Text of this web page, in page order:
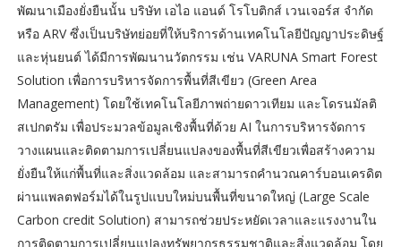
พัฒนาเมืองยั่งยืนนั้น บริษัท เอไอ แอนด์ โรโบติกส์ เวนเจอร์ส จำกัด
หรือ ARV ซึ่งเป็นบริษัทย่อยที่ให้บริการด้านเทคโนโลยีปัญญาประดิษฐ์
และหุ่นยนต์ ได้มีการพัฒนานวัตกรรม เช่น VARUNA Smart Forest
Solution เพื่อการบริหารจัดการพื้นที่สีเขียว (Green Area
Management) โดยใช้เทคโนโลยีภาพถ่ายดาวเทียม และโดรนมัลติ
สเปกตรัม เพื่อประมวลข้อมูลเชิงพื้นที่ด้วย AI ในการบริหารจัดการ
วางแผนและติดตามการเปลี่ยนแปลงของพื้นที่สีเขียวเพื่อสร้างความ
ยั่งยืนให้แก่พื้นที่และสิ่งแวดล้อม และสามารถคำนวณคาร์บอนเครดิต
ผ่านแพลตฟอร์มได้ในรูปแบบใหม่บนพื้นที่ขนาดใหญ่ (Large Scale
Carbon credit Solution) สามารถช่วยประหยัดเวลาและแรงงานใน
การติดตามการเปลี่ยนแปลงทรัพยากรธรรมชาติและสิ่งแวดล้อม โดย